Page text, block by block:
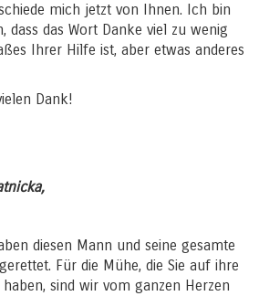
mich jetzt von Ihnen. Ich bin
dass das Wort Danke viel zu wenig
Ihrer Hilfe ist, aber etwas anderes
Dank!
diesen Mann und seine gesamte
Für die Mühe, die Sie auf ihre
sind wir vom ganzen Herzen